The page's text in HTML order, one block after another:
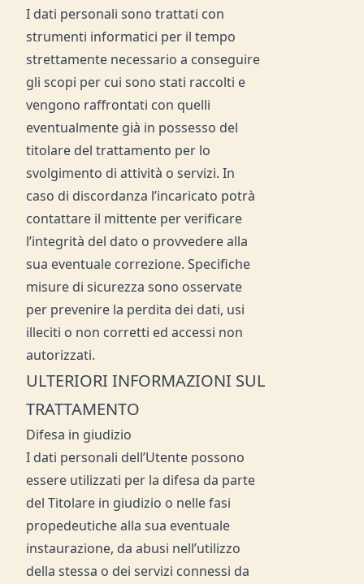
I dati personali sono trattati con
strumenti informatici per il tempo
strettamente necessario a conseguire
gli scopi per cui sono stati raccolti e
vengono raffrontati con quelli
eventualmente già in possesso del
titolare del trattamento per lo
svolgimento di attività o servizi. In
caso di discordanza l’incaricato potrà
contattare il mittente per verificare
l’integrità del dato o provvedere alla
sua eventuale correzione. Specifiche
misure di sicurezza sono osservate
per prevenire la perdita dei dati, usi
illeciti o non corretti ed accessi non
autorizzati.
ULTERIORI INFORMAZIONI SUL
TRATTAMENTO
Difesa in giudizio
I dati personali dell’Utente possono
essere utilizzati per la difesa da parte
del Titolare in giudizio o nelle fasi
propedeutiche alla sua eventuale
instaurazione, da abusi nell’utilizzo
della stessa o dei servizi connessi da